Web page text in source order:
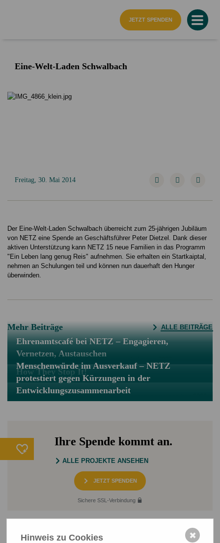
JETZT SPENDEN
Eine-Welt-Laden Schwalbach
Freitag, 30. Mai 2014
Der Eine-Welt-Laden Schwalbach überreicht zum 25-jährigen Jubiläum
von NETZ eine Spende an Geschäftsführer Peter Dietzel. Dank dieser
aktiven Unterstützung kann NETZ 15 neue Familien in das Programm
"Ein Leben lang genug Reis" aufnehmen. Sie erhalten ein Startkaiptal,
nehmen an Schulungen teil und können nun dauerhaft den Hunger
überwinden.
Mehr Beiträge ALLE BEITRÄGE
Ehrenamtscafé bei NETZ – Engagieren,
Vernetzen, Austauschen
How They Stop It!
Menschenwürde im Ausverkauf – NETZ
protestiert gegen Kürzungen in der
Entwicklungszusammenarbeit
Ihre Spende kommt an.
ALLE PROJEKTE ANSEHEN
JETZT SPENDEN
Sichere SSL-Verbindung
Hinweis zu Cookies ✖